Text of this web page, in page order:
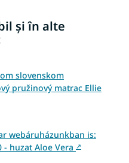
și în alte
slovenskom
pružinový matrac Ellie
webáruházunkban is:
- huzat Aloe Vera ↗